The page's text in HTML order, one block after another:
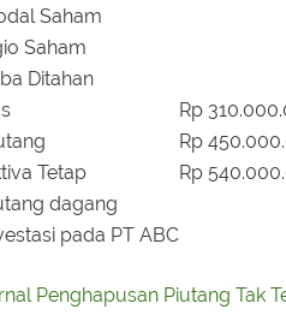
Saham
Saham
Ditahan
Rp
Rp
Tetap
Rp
dagang
pada PT ABC
Penghapusan Piutang Tak